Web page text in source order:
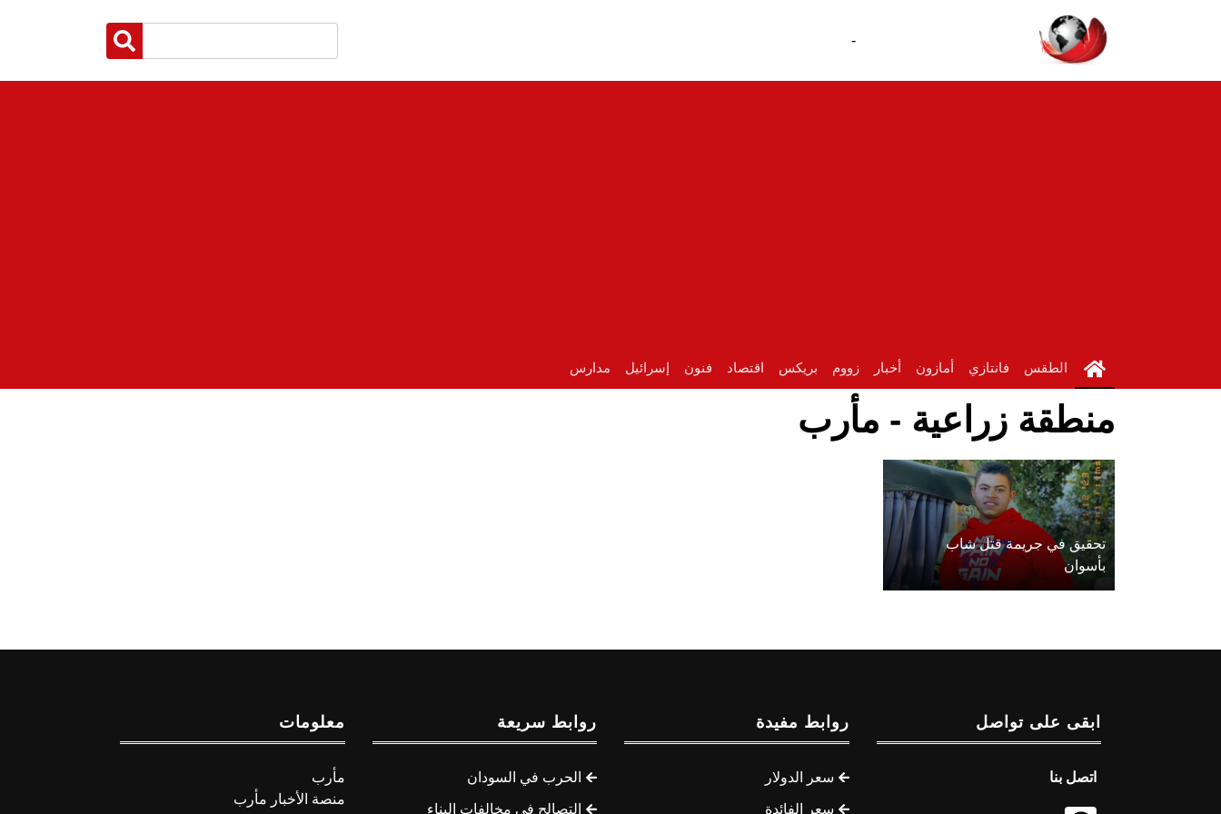
-
الطقس فانتازي أمازون أخبار زووم بريكس اقتصاد فنون إسرائيل مدارس
منطقة زراعية - مأرب
تحقيق في جريمة قتل شاب
بأسوان
ابقى على تواصل
اتصل بنا
روابط مفيدة
سعر الدولار
سعر الفائدة
روابط سريعة
الحرب في السودان
التصالح في مخالفات البناء
معلومات
مأرب
منصة الأخبار مأرب